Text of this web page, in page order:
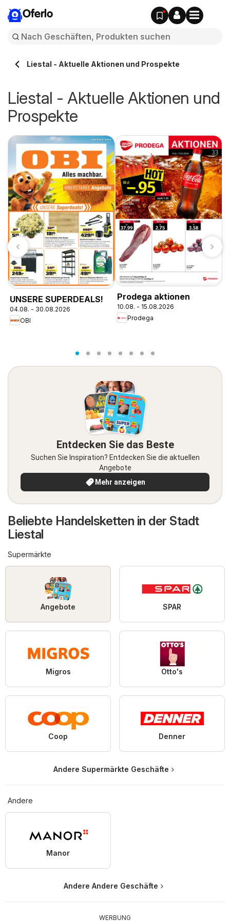
Oferlo
Liestal - Aktuelle Aktionen und Prospekte
Liestal - Aktuelle Aktionen und
Prospekte
UNSERE SUPERDEALS!
04.08. - 30.08.2026
OBI
Prodega aktionen
10.08. - 15.08.2026
Prodega
Entdecken Sie das Beste
Suchen Sie Inspiration? Entdecken Sie die aktuellen
Angebote
Mehr anzeigen
Beliebte Handelsketten in der Stadt
Liestal
Supermärkte
Angebote SPAR
Migros Otto's
Coop Denner
Andere Supermärkte Geschäfte
Andere
Manor
Andere Andere Geschäfte
WERBUNG